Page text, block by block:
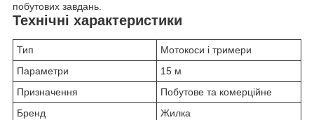
побутових завдань.
Технічні характеристики
Тип
Мотокоси і тримери
Параметри
15 м
Призначення
Побутове та комерційне
Бренд
Жилка